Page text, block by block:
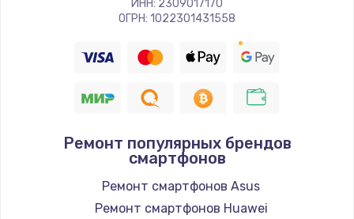
ИНН: 2309017170
ОГРН: 1022301431558
Ремонт популярных брендов
смартфонов
Ремонт смартфонов Asus
Ремонт смартфонов Huawei